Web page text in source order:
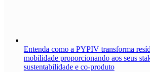
Entenda como a PYPIV transforma
mobilidade proporcionando aos seus
sustentabilidade e co-produto